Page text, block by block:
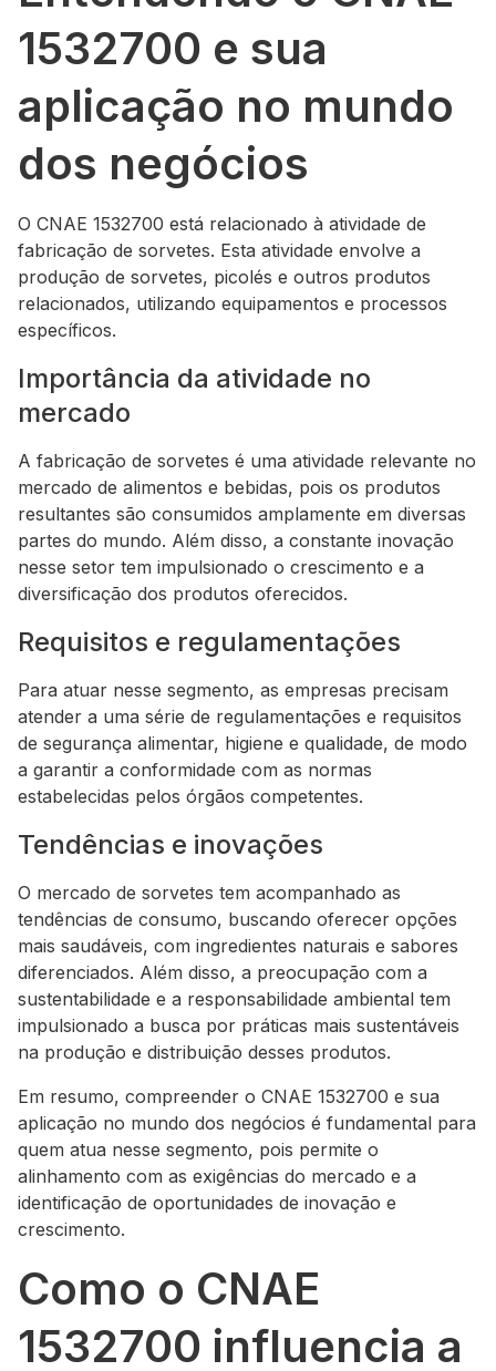
1532700 e sua
aplicação no mundo
dos negócios
O CNAE 1532700 está relacionado à atividade de
fabricação de sorvetes. Esta atividade envolve a
produção de sorvetes, picolés e outros produtos
relacionados, utilizando equipamentos e processos
específicos.
Importância da atividade no
mercado
A fabricação de sorvetes é uma atividade relevante no
mercado de alimentos e bebidas, pois os produtos
resultantes são consumidos amplamente em diversas
partes do mundo. Além disso, a constante inovação
nesse setor tem impulsionado o crescimento e a
diversificação dos produtos oferecidos.
Requisitos e regulamentações
Para atuar nesse segmento, as empresas precisam
atender a uma série de regulamentações e requisitos
de segurança alimentar, higiene e qualidade, de modo
a garantir a conformidade com as normas
estabelecidas pelos órgãos competentes.
Tendências e inovações
O mercado de sorvetes tem acompanhado as
tendências de consumo, buscando oferecer opções
mais saudáveis, com ingredientes naturais e sabores
diferenciados. Além disso, a preocupação com a
sustentabilidade e a responsabilidade ambiental tem
impulsionado a busca por práticas mais sustentáveis
na produção e distribuição desses produtos.
Em resumo, compreender o CNAE 1532700 e sua
aplicação no mundo dos negócios é fundamental para
quem atua nesse segmento, pois permite o
alinhamento com as exigências do mercado e a
identificação de oportunidades de inovação e
crescimento.
Como o CNAE
1532700 influencia a